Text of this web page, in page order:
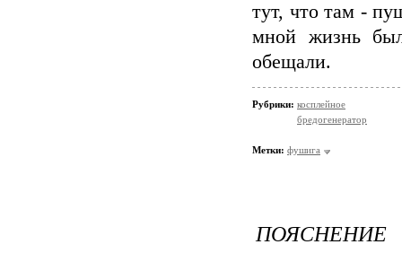
тут, что там -
мной жизнь
обещали.
Рубрики: косплейное
бредогенератор
Метки: фушига
ПОЯСНЕНИЕ